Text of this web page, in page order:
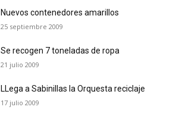
Nuevos contenedores amarillos
25 septiembre 2009
Se recogen 7 toneladas de ropa
21 julio 2009
LLega a Sabinillas la Orquesta reciclaje
17 julio 2009